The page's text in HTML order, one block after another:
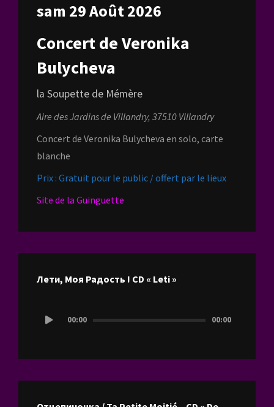
sam 29 Août 2026
Concert de Veronika
Bulycheva
la Soupette de Mémère
Aire des Jardins de Villandry, 37510 Villandry
Concert de Veronika Bulycheva en solo, carte
blanche
Prix : Gratuit pour le public / offert par le lieux
Site de la Guinguette
Лети, Моя Радость ! CD « Leti »
audio
00:00 00:00